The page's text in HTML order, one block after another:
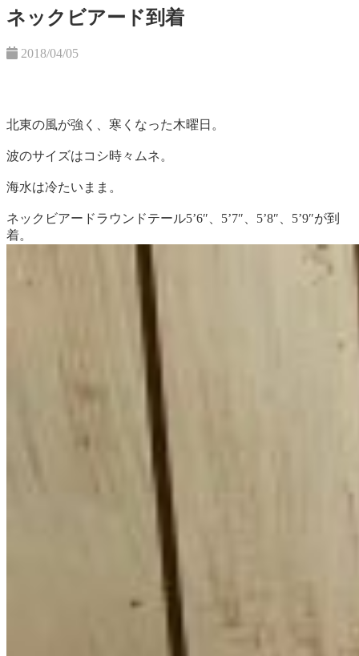
ネックビアード到着
2018/04/05
北東の風が強く、寒くなった木曜日。
波のサイズはコシ時々ムネ。
海水は冷たいまま。
ネックビアードラウンドテール5’6″、5’7″、5’8″、5’9″が到
着。